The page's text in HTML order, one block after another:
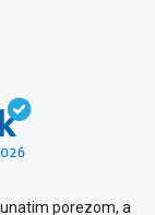
porezom, a